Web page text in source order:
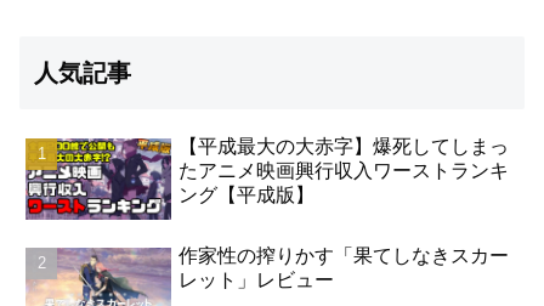
人気記事
【平成最大の大赤字】爆死してしまっ
たアニメ映画興行収入ワーストランキ
ング【平成版】
作家性の搾りかす「果てしなきスカー
レット」レビュー